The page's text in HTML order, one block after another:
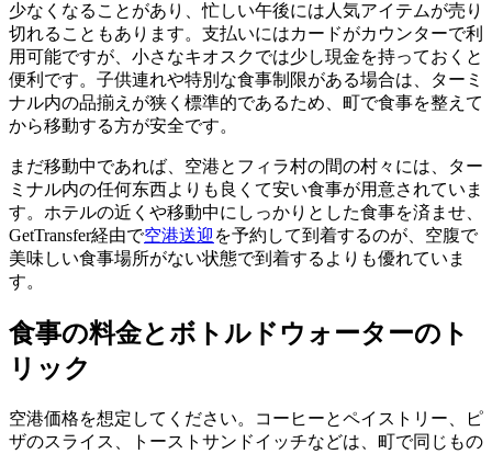
少なくなることがあり、忙しい午後には人気アイテムが売り
切れることもあります。支払いにはカードがカウンターで利
用可能ですが、小さなキオスクでは少し現金を持っておくと
便利です。子供連れや特別な食事制限がある場合は、ターミ
ナル内の品揃えが狭く標準的であるため、町で食事を整えて
から移動する方が安全です。
まだ移動中であれば、空港とフィラ村の間の村々には、ター
ミナル内の任何东西よりも良くて安い食事が用意されていま
す。ホテルの近くや移動中にしっかりとした食事を済ませ、
GetTransfer経由で空港送迎 を予約して到着するのが、空腹で
美味しい食事場所がない状態で到着するよりも優れていま
す。
食事の料金とボトルドウォーターのト
リック
空港価格を想定してください。コーヒーとペイストリー、ピ
ザのスライス、トーストサンドイッチなどは、町で同じもの